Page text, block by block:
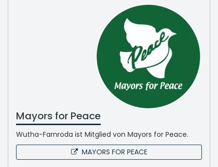
Mayors for Peace
Wutha-Farnroda ist Mitglied von Mayors for Peace.
MAYORS FOR PEACE